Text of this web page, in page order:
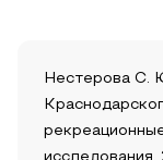
Нестерова С.